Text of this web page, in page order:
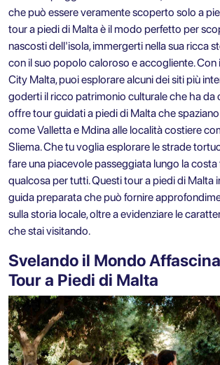
che può essere veramente scoperto solo a
tour a piedi di Malta è il modo perfetto per
nascosti dell'isola, immergerti nella sua ricca
con il suo popolo caloroso e accogliente. Con
City Malta, puoi esplorare alcuni dei siti più
goderti il ricco patrimonio culturale che ha da
offretour guidati a piedi di Maltache
come Valletta e Mdina alle località costiere
Sliema. Che tu voglia esplorare le strade
fare una piacevole passeggiata lungo la
qualcosa per tutti. Questi tour a piedi di Malta
guida preparata che può fornire
sulla storia locale, oltre a evidenziare le
che stai visitando.
Svelando il Mondo
Tour a Piedi di Malta